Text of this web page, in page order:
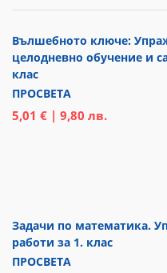
Вълшебното ключе:
целодневно обучение и
клас
ПРОСВЕТА
5,01 € | 9,80 лв.
Задачи по математика.
работи за 1. клас
ПРОСВЕТА